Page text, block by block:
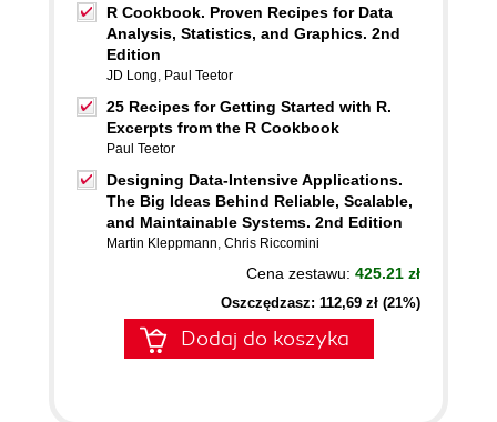
R Cookbook. Proven Recipes for Data
Analysis, Statistics, and Graphics. 2nd
Edition
JD Long, Paul Teetor
25 Recipes for Getting Started with R.
Excerpts from the R Cookbook
Paul Teetor
Designing Data-Intensive Applications.
The Big Ideas Behind Reliable, Scalable,
and Maintainable Systems. 2nd Edition
Martin Kleppmann, Chris Riccomini
Cena zestawu: 425.21 zł
Oszczędzasz: 112,69 zł (21%)
Dodaj do koszyka